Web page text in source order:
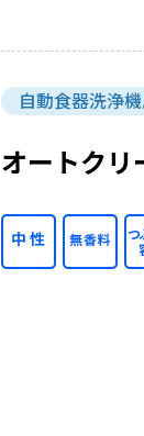
自動食器洗浄
オートクリ